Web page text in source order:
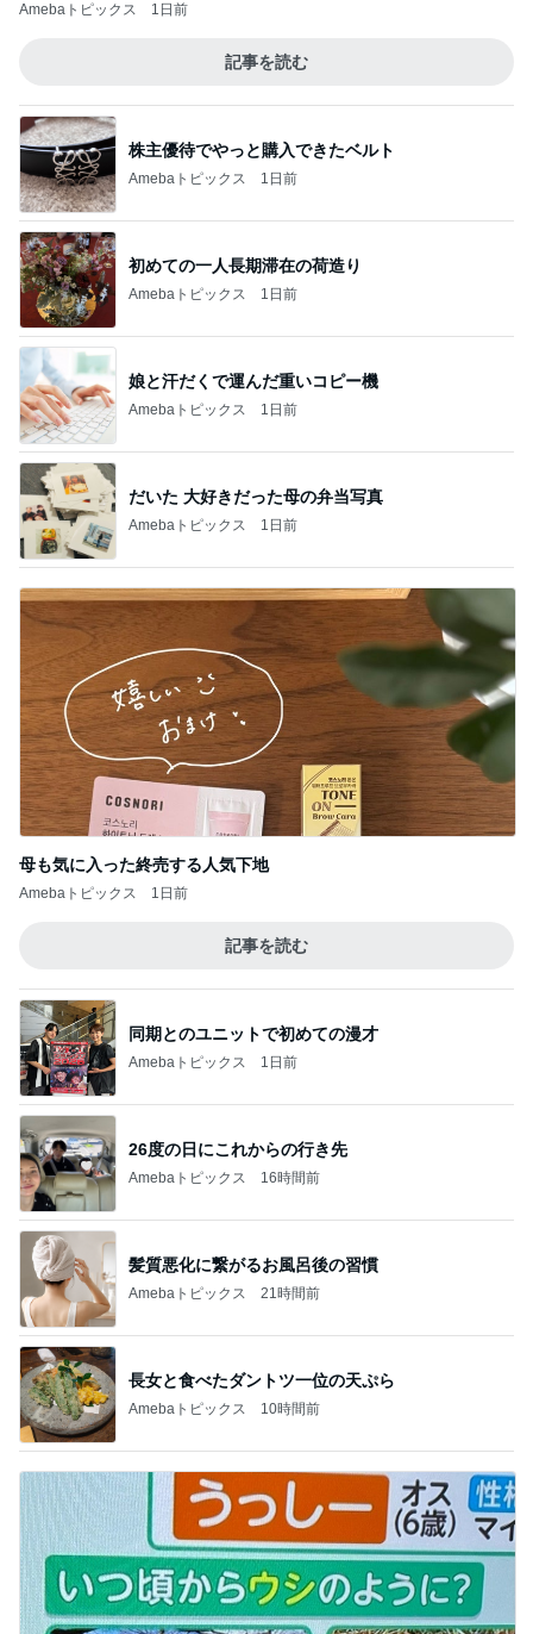
Amebaトピックス 1日前
記事を読む
株主優待でやっと購入できたベルト
Amebaトピックス 1日前
初めての一人長期滞在の荷造り
Amebaトピックス 1日前
娘と汗だくで運んだ重いコピー機
Amebaトピックス 1日前
だいた 大好きだった母の弁当写真
Amebaトピックス 1日前
母も気に入った終売する人気下地
Amebaトピックス 1日前
記事を読む
同期とのユニットで初めての漫才
Amebaトピックス 1日前
26度の日にこれからの行き先
Amebaトピックス 16時間前
髪質悪化に繋がるお風呂後の習慣
Amebaトピックス 21時間前
長女と食べたダントツ一位の天ぷら
Amebaトピックス 10時間前